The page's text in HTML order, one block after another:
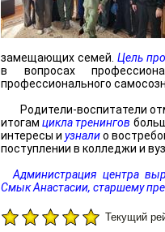
замещающих семей. Цель
в вопросах
профессионального
Родители-воспитатели
итогамцикла тренингов
интересы и узналио
поступлении в колледжи и
Администрация центра
Смык Анастасии, старшему
Текущий